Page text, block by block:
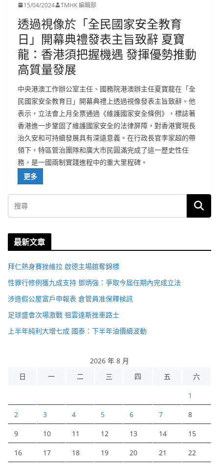
15/04/2024 TMHK 編輯部
透過視像於「全民國家安全教育
日」開幕典禮發表主旨致辭 夏寶
龍：香港須把握機遇 發揮優勢推動
高質量發展
中央港澳工作辦公室主任、國務院港澳辦主任夏寶龍在「全
民國家安全教育日」開幕典禮上透過視像發表主旨致辭。他
表示，立法會上月全票通過《維護國家安全條例》，標誌著
香港進一步鞏固了維護國家安全的法律屏障，對香港實現長
治久安和可持續發展具有深遠意義。在行政長官李家超的帶
領下，特區管治團隊和廣大市民圓滿完成了這一歷史性任
務，是一國兩制實踐進程中的重大里程碑。
更多
最新文章
拜仁熱身賽挫維拉 啟德主場館奪錦標
性罪行修例獲九成支持 鄧炳強：爭取今屆任期內完成立法
涉造假公屋富戶申報表 倉管員准保釋候訊
足球盛會次場激戰 祖雲達斯挫車路士
上半年純利大增七成 國泰：下半年油價續波動
2026 年 8 月
日
一 二 三 四 五 六
1
2 3 4 5 6 7 8
9 10 11 12 13 14 15
16 17 18 19 20 21 22